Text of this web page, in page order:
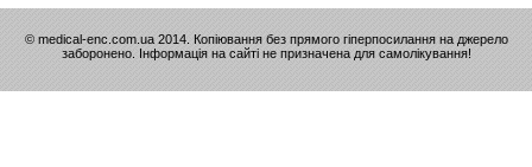
© medical-enc.com.ua 2014. Копіювання без прямого гіперпосилання на джерело
заборонено. Інформація на сайті не призначена для самолікування!